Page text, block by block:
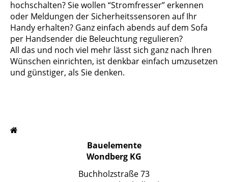
hochschalten? Sie wollen “Stromfresser” erkennen
oder Meldungen der Sicherheitssensoren auf Ihr
Handy erhalten? Ganz einfach abends auf dem Sofa
per Handsender die Beleuchtung regulieren?
All das und noch viel mehr lässt sich ganz nach Ihren
Wünschen einrichten, ist denkbar einfach umzusetzen
und günstiger, als Sie denken.
Bauelemente
Wondberg KG
Buchholzstraße 73